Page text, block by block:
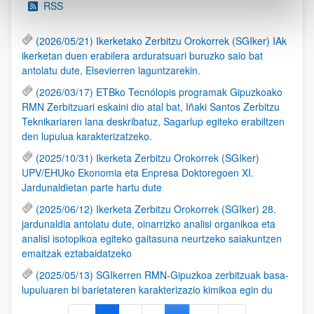
RSS
(2026/05/21) Ikerketako Zerbitzu Orokorrek (SGIker) IAk
ikerketan duen erabilera arduratsuari buruzko saio bat
antolatu dute, Elsevierren laguntzarekin.
(2026/03/17) ETBko Tecnólopis programak Gipuzkoako
RMN Zerbitzuari eskaini dio atal bat, Iñaki Santos Zerbitzu
Teknikariaren lana deskribatuz, Sagarlup egiteko erabiltzen
den lupulua karakterizatzeko.
(2025/10/31) Ikerketa Zerbitzu Orokorrek (SGIker)
UPV/EHUko Ekonomia eta Enpresa Doktoregoen XI.
Jardunaldietan parte hartu dute
(2025/06/12) Ikerketa Zerbitzu Orokorrek (SGIker) 28.
jardunaldia antolatu dute, oinarrizko analisi organikoa eta
analisi isotopikoa egiteko gaitasuna neurtzeko saiakuntzen
emaitzak eztabaidatzeko
(2025/05/13) SGIkerren RMN-Gipuzkoa zerbitzuak basa-
lupuluaren bi barietateren karakterizazio kimikoa egin du